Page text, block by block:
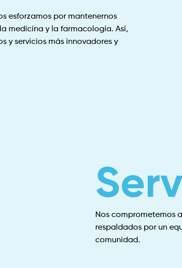
esforzamos por mantenernos
medicina y la farmacología. Así,
y servicios más innovadores y
Nos comprometemos
respaldados por un
comunidad.